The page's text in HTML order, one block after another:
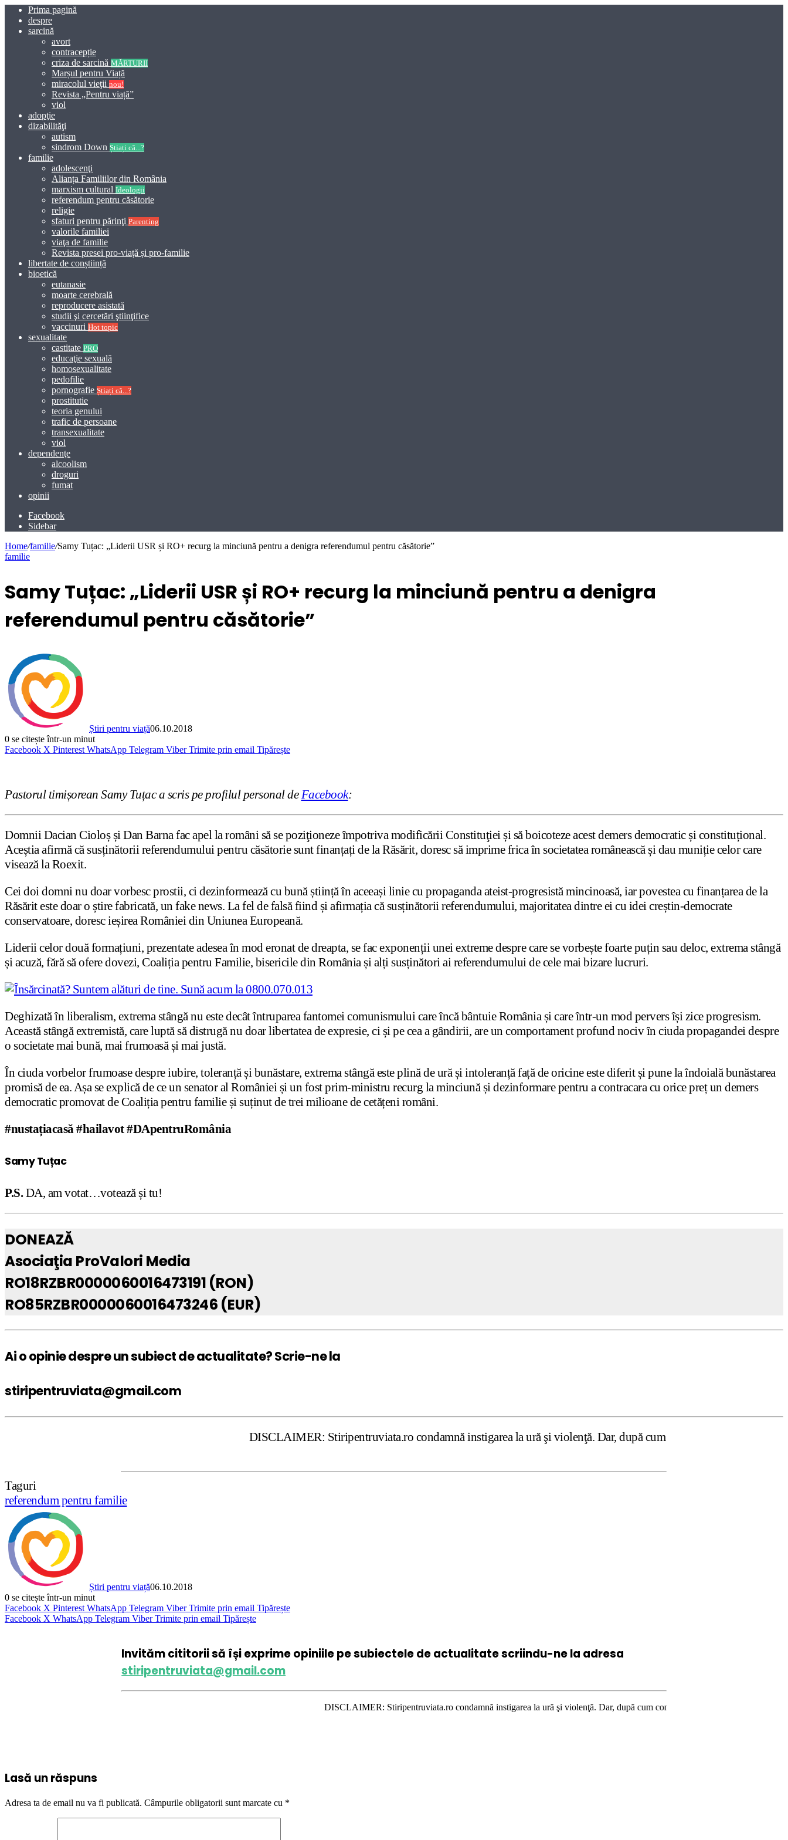
Prima pagină
despre
sarcină
avort
contracepție
criza de sarcină MĂRTURII
Marșul pentru Viață
miracolul vieţii nou!
Revista „Pentru viață”
viol
adopţie
dizabilităţi
autism
sindrom Down Știați că...?
familie
adolescenţi
Alianța Familiilor din România
marxism cultural Ideologii
referendum pentru căsătorie
religie
sfaturi pentru părinţi Parenting
valorile familiei
viaţa de familie
Revista presei pro-viață și pro-familie
libertate de conștiință
bioetică
eutanasie
moarte cerebrală
reproducere asistată
studii şi cercetări ştiinţifice
vaccinuri Hot topic
sexualitate
castitate PRO
educaţie sexuală
homosexualitate
pedofilie
pornografie Știați că...?
prostitutie
teoria genului
trafic de persoane
transexualitate
viol
dependenţe
alcoolism
droguri
fumat
opinii
Facebook
Sidebar
Home/familie/Samy Tuțac: „Liderii USR și RO+ recurg la minciună pentru a denigra referendumul pentru căsătorie”
familie
Samy Tuțac: „Liderii USR și RO+ recurg la minciună pentru a denigra
referendumul pentru căsătorie”
Știri pentru viață06.10.2018
0 se citește într-un minut
Facebook X Pinterest WhatsApp Telegram Viber Trimite prin email Tipărește
Pastorul timișorean Samy Tuțac a scris pe profilul personal deFacebook:
Domnii Dacian Cioloș și Dan Barna fac apel la români să se poziţioneze împotriva modificării Constituţiei și să boicoteze acest demers democratic și constituțional.
Aceștia afirmă că susținătorii referendumului pentru căsătorie sunt finanțați de la Răsărit, doresc să imprime frica în societatea românească și dau muniție celor care
visează la Roexit.
Cei doi domni nu doar vorbesc prostii, ci dezinformează cu bună știință în aceeași linie cu propaganda ateist-progresistă mincinoasă, iar povestea cu finanțarea de la
Răsărit este doar o știre fabricată, un fake news. La fel de falsă fiind și afirmația că susținătorii referendumului, majoritatea dintre ei cu idei creștin-democrate
conservatoare, doresc ieșirea României din Uniunea Europeană.
Liderii celor două formațiuni, prezentate adesea în mod eronat de dreapta, se fac exponenții unei extreme despre care se vorbește foarte puțin sau deloc, extrema stângă
și acuză, fără să ofere dovezi, Coaliția pentru Familie, bisericile din România și alți susținători ai referendumului de cele mai bizare lucruri.
Deghizată în liberalism, extrema stângă nu este decât întruparea fantomei comunismului care încă bântuie România și care într-un mod pervers își zice progresism.
Această stângă extremistă, care luptă să distrugă nu doar libertatea de expresie, ci și pe cea a gândirii, are un comportament profund nociv în ciuda propagandei despre
o societate mai bună, mai frumoasă și mai justă.
În ciuda vorbelor frumoase despre iubire, toleranță și bunăstare, extrema stângă este plină de ură și intoleranță față de oricine este diferit și pune la îndoială bunăstarea
promisă de ea. Așa se explică de ce un senator al României și un fost prim-ministru recurg la minciună și dezinformare pentru a contracara cu orice preț un demers
democratic promovat de Coaliția pentru familie și suținut de trei milioane de cetățeni români.
#nustațiacasă#hailavot#DApentruRomânia
Samy Tuțac
P.S.DA, am votat…votează și tu!
DONEAZĂ
Asociaţia ProValori Media
RO18RZBR0000060016473191 (RON)
RO85RZBR0000060016473246 (EUR)
Ai o opinie despre un subiect de actualitate? Scrie-ne la
stiripentruviata@gmail.com
DISCLAIMER: Stiripentruviata.ro condamnă instigarea la ură şi violenţă. Dar, după cum confirmă şi CEDO în cazul
Taguri
referendum pentru familie
Știri pentru viață06.10.2018
0 se citește într-un minut
Facebook X Pinterest WhatsApp Telegram Viber Trimite prin email Tipărește
Facebook X WhatsApp Telegram Viber Trimite prin email Tipărește
Invităm cititorii să își exprime opiniile pe subiectele de actualitate scriindu-ne la adresa
stiripentruviata@gmail.com
DISCLAIMER: Stiripentruviata.ro condamnă instigarea la ură şi violenţă. Dar, după cum confirmă şi CEDO în cazul Handyside vs.
Lasă un răspuns
Adresa ta de email nu va fi publicată. Câmpurile obligatorii sunt marcate cu *